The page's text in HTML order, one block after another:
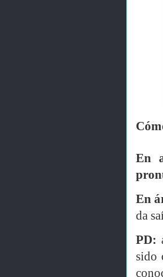
En
En
da
PD:
sido